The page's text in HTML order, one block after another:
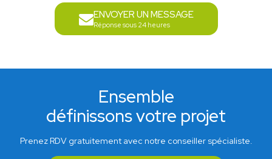
ENVOYER UN MESSAGE
Réponse sous 24 heures
Ensemble
définissons votre projet
Prenez RDV gratuitement avec notre conseiller spécialiste.